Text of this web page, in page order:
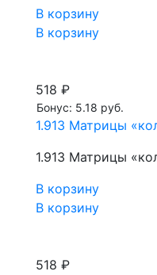
В корзину
В корзину
518 ₽
Бонус: 5.18 руб.
1.913 Матрицы
1.913 Матрицы
В корзину
В корзину
518 ₽